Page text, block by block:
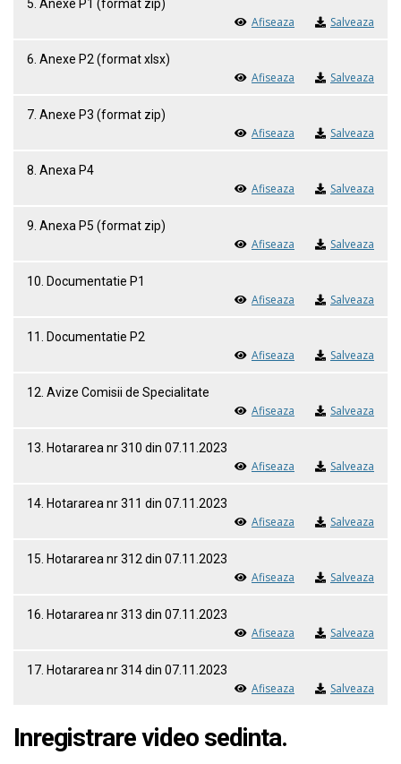
5. Anexe P1 (format zip)
Afiseaza Salveaza
6. Anexe P2 (format xlsx)
Afiseaza Salveaza
7. Anexe P3 (format zip)
Afiseaza Salveaza
8. Anexa P4
Afiseaza Salveaza
9. Anexa P5 (format zip)
Afiseaza Salveaza
10. Documentatie P1
Afiseaza Salveaza
11. Documentatie P2
Afiseaza Salveaza
12. Avize Comisii de Specialitate
Afiseaza Salveaza
13. Hotararea nr 310 din 07.11.2023
Afiseaza Salveaza
14. Hotararea nr 311 din 07.11.2023
Afiseaza Salveaza
15. Hotararea nr 312 din 07.11.2023
Afiseaza Salveaza
16. Hotararea nr 313 din 07.11.2023
Afiseaza Salveaza
17. Hotararea nr 314 din 07.11.2023
Afiseaza Salveaza
Inregistrare video sedinta.